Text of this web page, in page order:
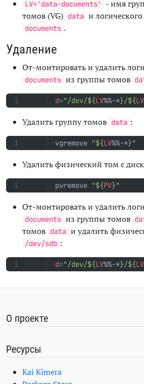
LV='data-documents'
- имя
томов (VG) data и
documents .
Удаление
От-монтировать и удалить
documents из группы томов
d="/dev/${LV%%-*}/${LV
Удалить группу томов data :
vgremove "${LV%%-*}"
Удалить физический том с
pvremove "${PV}"
От-монтировать и удалить
documents из группы томов
томов data и удалить
/dev/sdb :
d="/dev/${LV%%-*}/${LV
О проекте
Ресурсы
Kai Kimera